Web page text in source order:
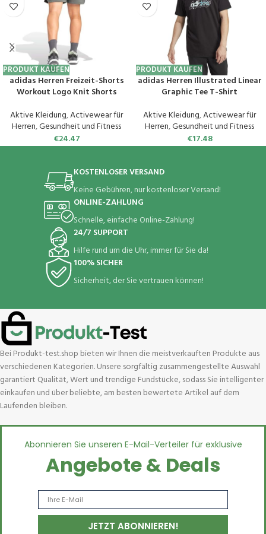
PRODUKT KAUFEN
adidas Herren Freizeit-Shorts
Workout Logo Knit Shorts
Aktive Kleidung,Activewear für
Herren,Gesundheit und Fitness
€24.47
PRODUKT KAUFEN
adidas Herren Illustrated Linear
Graphic Tee T-Shirt
Aktive Kleidung,Activewear für
Herren,Gesundheit und Fitness
€17.48
KOSTENLOSER VERSAND
Keine Gebühren, nur kostenloser Versand!
ONLINE-ZAHLUNG
Schnelle, einfache Online-Zahlung!
24/7 SUPPORT
Hilfe rund um die Uhr, immer für Sie da!
100% SICHER
Sicherheit, der Sie vertrauen können!
Bei Produkt-test.shop bieten wir Ihnen die meistverkauften Produkte aus
verschiedenen Kategorien. Unsere sorgfältig zusammengestellte Auswahl
garantiert Qualität, Wert und trendige Fundstücke, sodass Sie intelligenter
einkaufen und über beliebte, am besten bewertete Artikel auf dem
Laufenden bleiben.
Abonnieren Sie unseren E-Mail-Verteiler für exklusive
Angebote & Deals